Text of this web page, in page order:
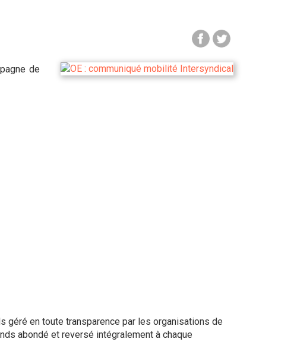
de
géré en toute transparence par les organisations de
abondé et reversé intégralement à chaque